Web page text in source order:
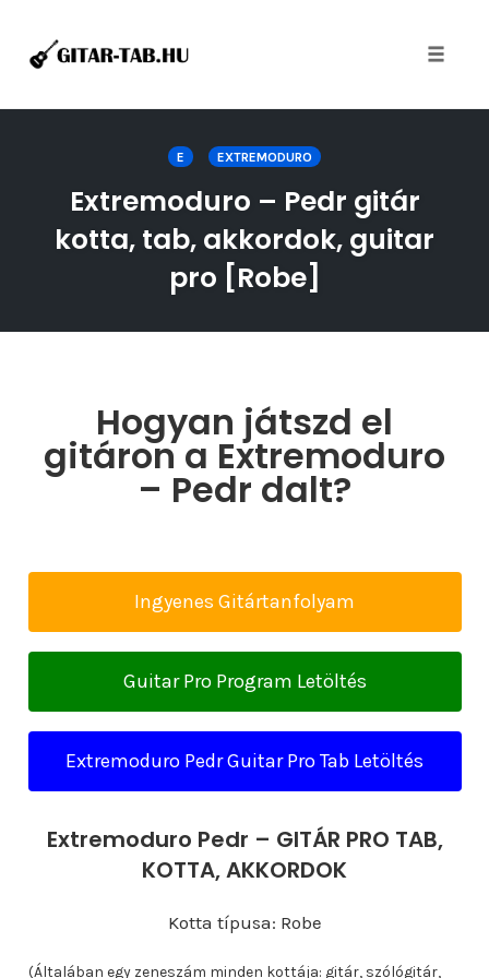
E EXTREMODURO
Extremoduro – Pedr gitár
kotta, tab, akkordok, guitar
pro [Robe]
Hogyan játszd el
gitáron a Extremoduro
– Pedr dalt?
Ingyenes Gitártanfolyam
Guitar Pro Program Letöltés
Extremoduro Pedr Guitar Pro Tab Letöltés
Extremoduro Pedr – GITÁR PRO TAB,
KOTTA, AKKORDOK
Kotta típusa: Robe
(Általában egy zeneszám minden kottája: gitár, szólógitár,